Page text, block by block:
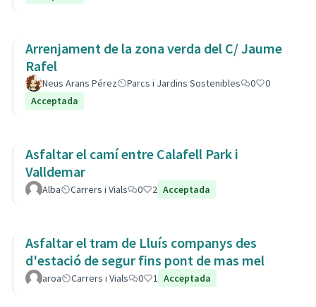
Arrenjament de la zona verda del C/ Jaume
Rafel
Neus Arans Pérez Parcs i Jardins Sostenibles 0
0
Acceptada
Asfaltar el camí entre Calafell Park i
Valldemar
Alba Carrers i Vials 0 2 Acceptada
Asfaltar el tram de Lluís companys des
d'estació de segur fins pont de mas mel
aroa Carrers i Vials 0 1 Acceptada